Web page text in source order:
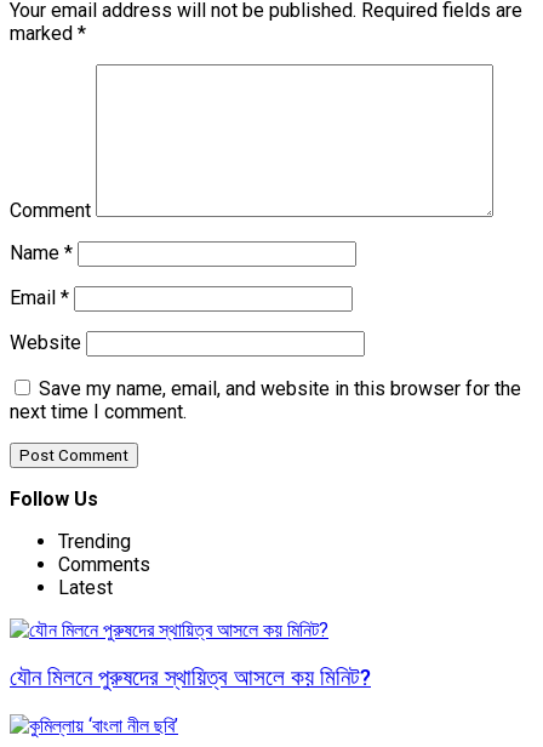
Your email address will not be published. Required fields are
marked *
Comment
Name *
Email *
Website
Save my name, email, and website in this browser for the
next time I comment.
Follow Us
Trending
Comments
Latest
যৌন মিলনে পুরুষদের স্থায়িত্ব আসলে কয় মিনিট?